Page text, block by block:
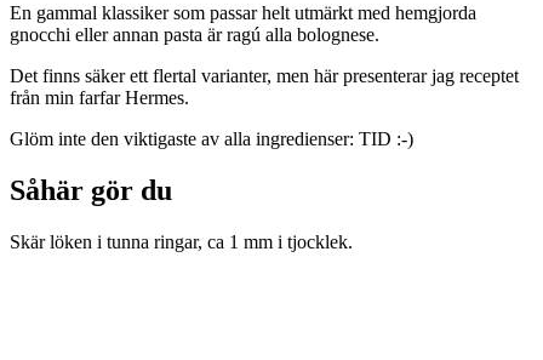
En gammal klassiker som passar helt utmärkt med hemgjorda
gnocchi eller annan pasta är ragú alla bolognese.
Det finns säker ett flertal varianter, men här presenterar jag receptet
från min farfar Hermes.
Glöm inte den viktigaste av alla ingredienser: TID :-)
Såhär gör du
Skär löken i tunna ringar, ca 1 mm i tjocklek.